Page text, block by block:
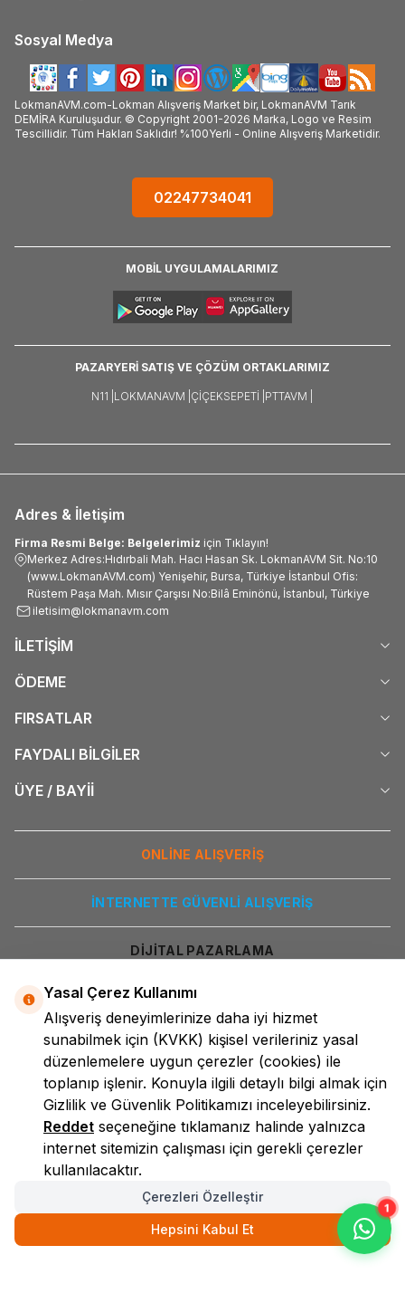
1
Sosyal Medya
LokmanAVM.com-Lokman Alışveriş Market bir, LokmanAVM Tarık
DEMİRA Kuruluşudur. © Copyright 2001-2026 Marka, Logo ve Resim
Tescillidir. Tüm Hakları Saklıdır! %100Yerli - Online Alışveriş Marketidir.
02247734041
MOBİL UYGULAMALARIMIZ
PAZARYERİ SATIŞ VE ÇÖZÜM ORTAKLARIMIZ
N11 | LOKMANAVM | ÇIÇEKSEPETI | PTTAVM |
Adres & İletişim
Firma Resmi Belge: Belgelerimiz için Tıklayın!
Merkez Adres:Hıdırbali Mah. Hacı Hasan Sk. LokmanAVM Sit. No:10
(www.LokmanAVM.com) Yenişehir, Bursa, Türkiye İstanbul Ofis:
Rüstem Paşa Mah. Mısır Çarşısı No:Bilâ Eminönü, İstanbul, Türkiye
iletisim@lokmanavm.com
İLETİŞİM
ÖDEME
FIRSATLAR
FAYDALI BİLGİLER
ÜYE / BAYİİ
ONLİNE ALIŞVERİŞ
İNTERNETTE GÜVENLİ ALIŞVERİŞ
DİJİTAL PAZARLAMA
LokmanAVM
Yasal Çerez Kullanımı
Alışveriş deneyimlerinize daha iyi hizmet
sunabilmek için (KVKK) kişisel verileriniz yasal
düzenlemelere uygun çerezler (cookies) ile
toplanıp işlenir. Konuyla ilgili detaylı bilgi almak için
Gizlilik ve Güvenlik Politikamızı inceleyebilirsiniz.
Reddet seçeneğine tıklamanız halinde yalnızca
internet sitemizin çalışması için gerekli çerezler
kullanılacaktır.
Çerezleri Özelleştir
Hepsini Kabul Et